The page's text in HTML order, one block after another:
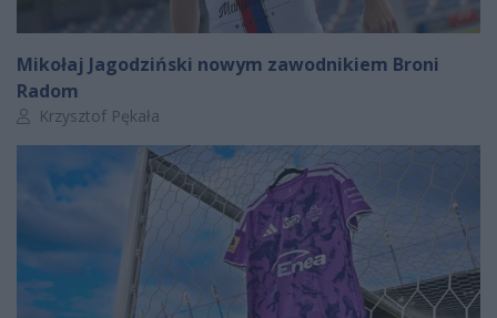
Mikołaj Jagodziński nowym zawodnikiem Broni
Radom
Autor artykułu:
Krzysztof Pękała